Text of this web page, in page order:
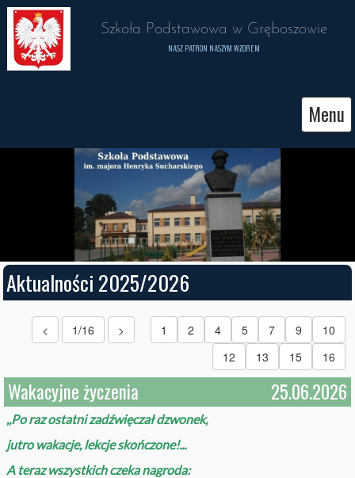
Szkoła Podstawowa w Gręboszowie
NASZ PATRON NASZYM WZOREM
Menu
Aktualności 2025/2026
< 1/16 > 1 2 4 5 7 9
10
12
13 15 16
Wakacyjne życzenia 25.06.2026
,,Po raz ostatni zadźwięczał dzwonek,
jutro wakacje, lekcje skończone!...
A teraz wszystkich czeka nagroda: